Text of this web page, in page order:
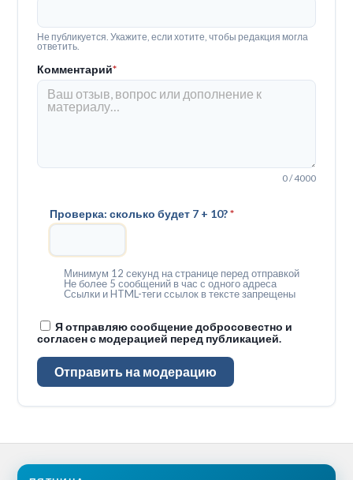
Не публикуется. Укажите, если хотите, чтобы редакция могла
ответить.
Комментарий*
0 / 4000
Проверка: сколько будет 7 + 10?*
Минимум 12 секунд на странице перед отправкой
Не более 5 сообщений в час с одного адреса
Ссылки и HTML-теги ссылок в тексте запрещены
Я отправляю сообщение добросовестно и
согласен с модерацией перед публикацией.
Отправить на модерацию